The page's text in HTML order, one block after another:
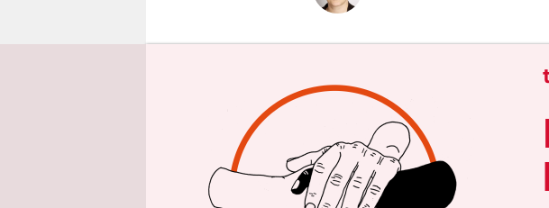
taz: Herr Settele, wieso
Landschaft gut oder
Josef Settele:Wenn auf
Schmetterlingsarten
Insekten leben, die offene